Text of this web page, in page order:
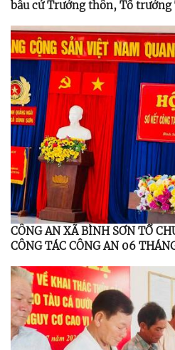
bầu cử Trưởng thôn, Tổ trưởng
CÔNG AN XÃ BÌNH SƠN TỔ
CÔNG TÁC CÔNG AN 06